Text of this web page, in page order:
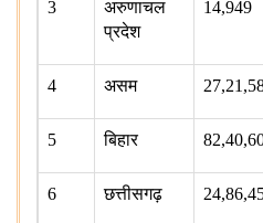
3
अरुणाचल
प्रदेश
14,949
4 असम
5 बिहार
6 छत्तीसगढ़